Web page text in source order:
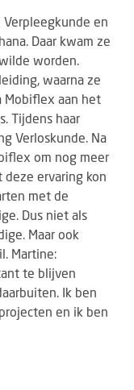
en
Daar kwam ze
worden.
waarna ze
Mobiflex aan het
Tijdens haar
Verloskunde. Na
om nog meer
ervaring kon
met de
Dus niet als
Maar ook
Martine:
te blijven
Ik ben
en ik ben